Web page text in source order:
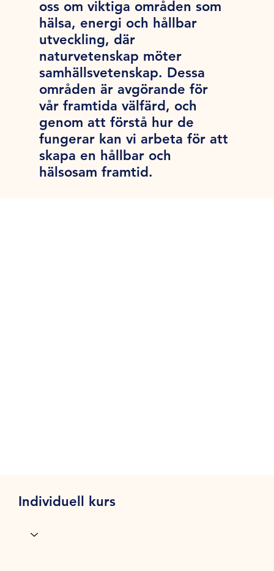
oss om viktiga områden som
hälsa, energi och hållbar
utveckling, där
naturvetenskap möter
samhällsvetenskap. Dessa
områden är avgörande för
vår framtida välfärd, och
genom att förstå hur de
fungerar kan vi arbeta för att
skapa en hållbar och
hälsosam framtid.
Individuell kurs